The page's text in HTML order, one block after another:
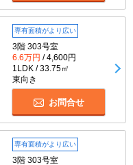
専有面積がより広い
3階 303号室
6.6万円 / 4,600円
1LDK / 33.75㎡
東向き
お問合せ
専有面積がより広い
3階 303号室